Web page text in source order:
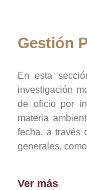
Gestión
En esta
investigación
de oficio por
materia
fecha, a través
generales,
Ver más